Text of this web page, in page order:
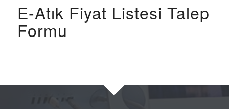
E-Atık Fiyat Listesi Talep
Formu